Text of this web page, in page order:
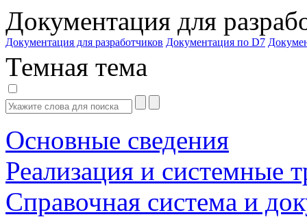
Документация для
Документация для разработчиков Документация по D7
Темная тема
Основные сведения
Реализация и системные
Справочная система и